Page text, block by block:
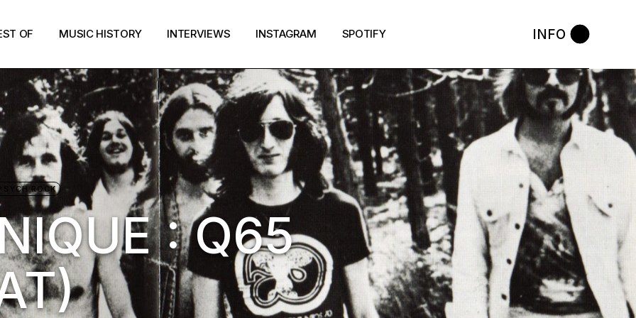
OF MUSIC HISTORY INTERVIEWS INSTAGRAM SPOTIFY INFO
ROCK
: Q65